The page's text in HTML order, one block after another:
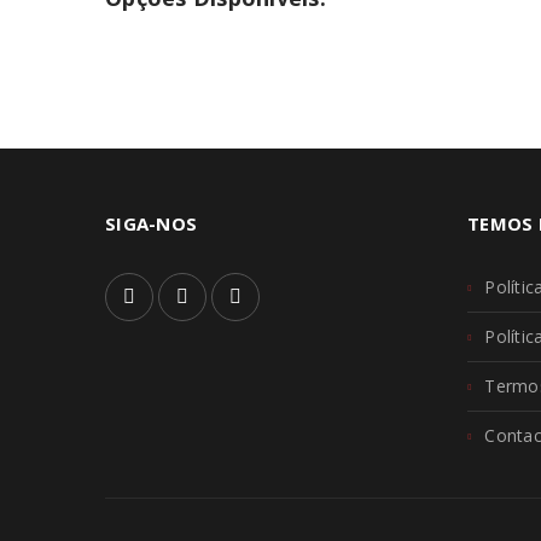
SIGA-NOS TEMOS